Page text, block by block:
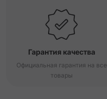
Гарантия качества
Официальная гарантия на все
товары